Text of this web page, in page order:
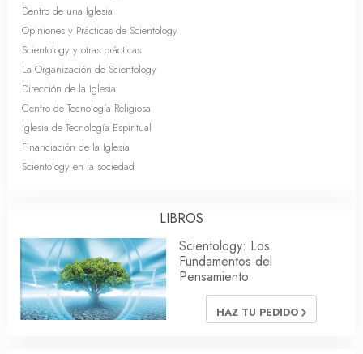
Dentro de una Iglesia
Opiniones y Prácticas de Scientology
Scientology y otras prácticas
La Organización de Scientology
Dirección de la Iglesia
Centro de Tecnología Religiosa
Iglesia de Tecnología Espiritual
Financiación de la Iglesia
Scientology en la sociedad
LIBROS
Scientology: Los
Fundamentos del
Pensamiento
HAZ TU PEDIDO